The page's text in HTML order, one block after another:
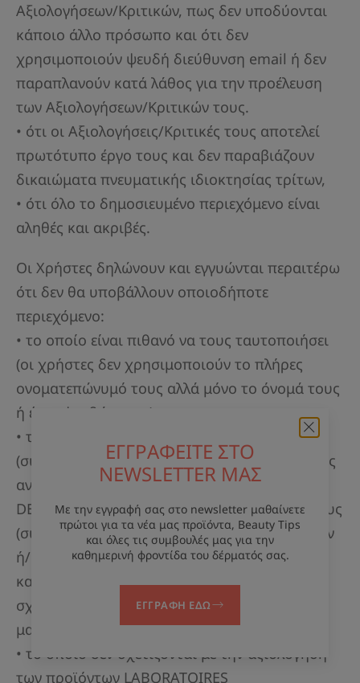
Αξιολογήσεων/Κριτικών, πως δεν υποδύονται
κάποιο άλλο πρόσωπο και ότι δεν
χρησιμοποιούν ψευδή διεύθυνση email ή δεν
παραπλανούν κατά λάθος για την προέλευση
των Αξιολογήσεων/Κριτικών τους.
• ότι οι Αξιολογήσεις/Κριτικές τους αποτελεί
πρωτότυπο έργο τους και δεν παραβιάζουν
δικαιώματα πνευματικής ιδιοκτησίας τρίτων,
• ότι όλο το δημοσιευμένο περιεχόμενο είναι
αληθές και ακριβές.
Οι Χρήστες δηλώνουν και εγγυώνται περαιτέρω
ότι δεν θα υποβάλλουν οποιοδήποτε
περιεχόμενο:
• το οποίο είναι πιθανό να τους ταυτοποιήσει
(οι χρήστες δεν χρησιμοποιούν το πλήρες
ονοματεπώνυμό τους αλλά μόνο το όνομά τους
ή ένα «ψευδώνυμο»),
• το οποίο περιέχει πληροφορίες
(συμπεριλαμβανομένων τιμών) σχετικά με τους
ανταγωνιστές της LABORATOIRES
DERMATOLOGIQUES AVÈNE ή τα προϊόντα τους
(συμπεριλαμβανομένων άλλων κατασκευαστών
ή/και διανομέων ή/και προμηθευτών
καλλυντικών προϊόντων και προϊόντων που
σχετίζονται με την ομορφιά/υγεία των
μαλλιών),
• το οποίο δεν σχετίζονται με την αξιολόγηση
των προϊόντων LABORATOIRES
ΕΓΓΡΑΦΕΙΤΕ ΣΤΟ
NEWSLETTER ΜΑΣ
Με την εγγραφή σας στο newsletter μαθαίνετε
πρώτοι για τα νέα μας προϊόντα, Beauty Tips
και όλες τις συμβουλές μας για την
καθημερινή φροντίδα του δέρματός σας.
ΕΓΓΡΑΦΗ ΕΔΩ